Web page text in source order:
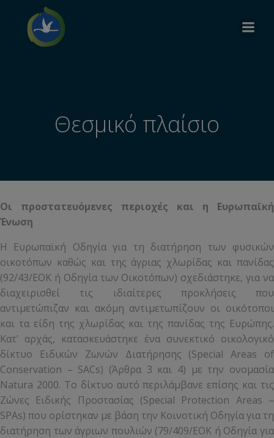
Θεσμικό πλαίσιο
Οι προστατευόμενες περιοχές και η Ευρωπαϊκή
Ένωση
Η Ευρωπαϊκή Οδηγία για τη διατήρηση των φυσικών
οικοτόπων καθώς και της άγριας χλωρίδας και πανίδας
(92/43/ΕΟΚ ή Οδηγία των Οικοτόπων) σχεδιάστηκε, για να
διαχειρισθεί τις ιδιαίτερες προκλήσεις που
αντιμετώπιζαν και ακόμη αντιμετωπίζουν οι οικότοποι
και τα είδη της χλωρίδας και της πανίδας της Ευρώπης.
Κατ’ αρχάς, κατασκευάστηκε ένα συνεκτικό οικολογικό
δίκτυο Ειδικών Ζωνών Διατήρησης (Special Areas of
Conservation – SACs) (Άρθρα 3 και 4) με την ονομασία
Natura 2000. Το δίκτυο αυτό περιλάμβανε επίσης και τις
Ζώνες Ειδικής Προστασίας (Special Protection Areas –
SPAs) που ορίστηκαν με βάση την Κοινοτική Οδηγία για τη
διατήρηση των άγριων πουλιών (79/409/ΕΟΚ ή Οδηγία για